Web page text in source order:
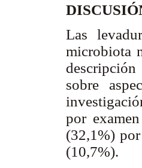
Las
microbiota
sobre
por
(32,1%)
(10,7%).